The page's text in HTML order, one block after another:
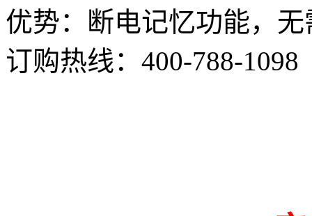
优势：断电记忆功能，
订购热线： 400-788-1098